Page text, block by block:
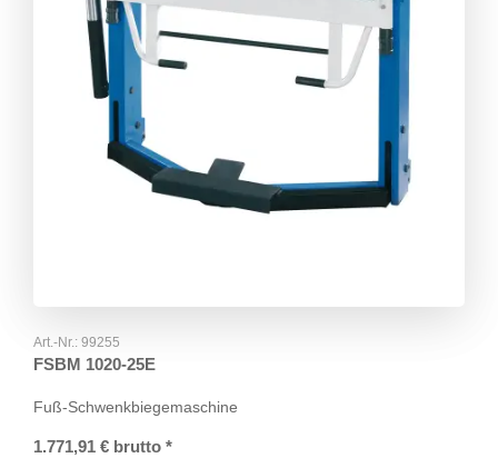
Art.-Nr.: 99255
FSBM 1020-25E
Fuß-Schwenkbiegemaschine
1.771,91 € brutto *